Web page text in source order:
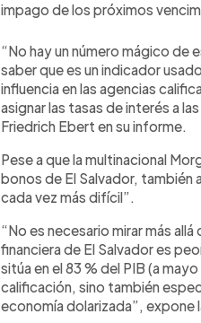
impago de los próximos
“No hay un número mágico de
saber que es un indicador
influencia en las agencias
asignar las tasas de interés a
Friedrich Ebert en su informe.
Pese a que la multinacional
bonos de El Salvador, también
cada vez más difícil”.
“No es necesario mirar más
financiera de El Salvador es
sitúa en el 83 % del PIB (a
calificación, sino también
economía dolarizada”, expone